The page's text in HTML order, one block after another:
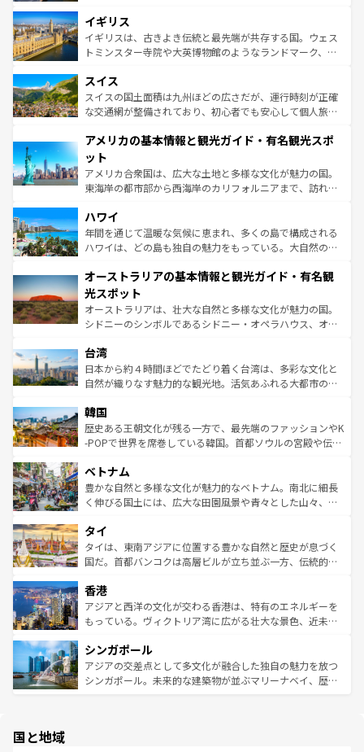
いる。シャンパンの発祥地であるランス、プロヴァンスの
香り高いラベンダー畑など、多彩な楽しみ方が可能だ。さ
らに、パリ以外の地域にも魅力が溢れており、どの街角に
れる地方に足を運ぶとそれぞれで全く異なる文化を体験で
きるだろう。 なお、新着のフランス情報はコンテンツ一覧
を参照してほしい。
顔を持つこの国は、どこを歩いても飽きることがない。ベ
ルリンの文化的活気、バイエルン州のアルプスの絶景、そ
してライン川沿いのワイン畑といった風景は必見。ビール
は、お酒好きな人にはぜひ体験してほしい。 なお、新着の
ドイツ情報はコンテンツ一覧を参照してほしい。
イギリス
イギリスは、古きよき伝統と最先端が共存する国。ウェス
トミンスター寺院や大英博物館のようなランドマーク、歴
リアごとに異なる魅力がある。また、優雅なアフタヌーン
ティー、ビール好きにはたまらない英国パブ、サッカー観
戦など、本場だからこそできる体験も豊富。イギリスを旅
ンツ一覧を参照してほしい。
スイス
スイスの国土面積は九州ほどの広さだが、運行時刻が正確
な交通網が整備されており、初心者でも安心して個人旅行
の建物がそのまま残る町や、スイスならではのユニークな
博物館もあり、アルプス観光だけでなく町歩きも満喫する
ことができる。国民の所得が高いため物価も高いが、旅行
者向けの交通パス提供のサービスもあり、うまく活用すれ
着のスイス情報は
アメリカの基本情報と観光ガイド・有名観光スポ
ット
アメリカ合衆国は、広大な土地と多様な文化が魅力の国。
東海岸の都市部から西海岸のカリフォルニアまで、訪れる
のような巨大都市は、観光、ショッピング、エンターテイ
ンメントが詰まった刺激的なスポットだ。一方、アメリカ
西部には大自然が広がり、グランドキャニオンやイエロー
部のニューオーリンズでは、音楽と美食が融合した独特の
文化が魅力。旅行者はアメリカの各地域で異なる魅力を楽
しみながら、その多様性と豊かな歴史を感じることができ
るだろう。車でのロードトリップや列車の旅も、アメリカ
情報は
ハワイ
年間を通じて温暖な気候に恵まれ、多くの島で構成される
ハワイは、どの島も独自の魅力をもっている。大自然の神
ワイ島は見逃せない。また、定番の観光地といえばオアフ
島だが、静かな自然を求めるならマウイ島やカウアイ島が
おすすめ。エメラルドグリーンに輝く海をはじめ、豊かな
文化や歴史が息づいている。「アロハスピリット」と呼ば
人々、おいしいローカルフードやハワイアンミュージッ
ク、伝統的なフラダンスなど、すべてがハワイの魅力を彩
っている。訪れるたびに新しい発見と感動が待っているハ
はコンテンツ一覧
オーストラリアの基本情報と観光ガイド・有名観
光スポット
オーストラリアは、壮大な自然と多様な文化が魅力の国。
シドニーのシンボルであるシドニー・オペラハウス、オー
リアリーフや大陸中央部にそびえるウルル（エアーズロッ
ク）、タスマニアの美しい原生林やケアンズの熱帯雨林な
ど、見どころがたくさん。また、カフェやワイン、オージ
いる。アクティビティも充実しており、サーフィンやダイ
ビング、ハイキングなど、アウトドア好きにはたまらな
い。オーストラリアの多彩な魅力を存分に味わいつくそ
参照してほしい。
台湾
日本から約４時間ほどでたどり着く台湾は、多彩な文化と
自然が織りなす魅力的な観光地。活気あふれる大都市の台
ン）、静ひつな山岳地帯である台湾東部など、都市の喧騒
と山間の静けさが共存しており、訪れる人に新しい発見と
驚きをもたらしてくれる。また、奥深い台湾の食文化も魅
容にもいいと評判のスイーツなど、バラエティ豊かな料理
が味わえる。 なお、新着の台湾情報は コンテンツ一覧を参
照してほしい。
韓国
歴史ある王朝文化が残る一方で、最先端のファッションやK
-POPで世界を席巻している韓国。首都ソウルの宮殿や伝統
き、地方に足を延ばせば四季折々の自然美を楽しむことが
できる。そして、キムチや焼肉、絶品のストリートフード
まで、さまざまな韓国料理が待っている。夜には、韓国な
リティに包まれながら、韓国の多彩な魅力を心ゆくまで味
わってみてほしい。 なお、新着の韓国情報はコンテンツ一
覧を参照してほしい。
ベトナム
豊かな自然と多様な文化が魅力的なベトナム。南北に細長
く伸びる国土には、広大な田園風景や青々とした山々、世
急速な発展と共に伝統が息づく。ハノイの古い町並みやホ
ーチミン市のフランス統治時代の建物も、独特の雰囲気を
醸し出している。また、バラエティの豊かさとおいしさで
とつ。フォーやバインミー、ベトナムコーヒーなどは、ぜ
ひ現地で味わいたい。どの地域を訪れてもあたたかい人々
が旅行者を迎えてくれるので、きっと忘れられない旅にな
参照してほしい。
タイ
タイは、東南アジアに位置する豊かな自然と歴史が息づく
国だ。首都バンコクは高層ビルが立ち並ぶ一方、伝統的な
の活気が交差している。北部ではチェンマイなどの山岳地
帯で自然と触れ合い、南部ではプーケットやクラビの美し
いビーチでリゾート気分を楽しむことができる。タイ料理
激する。気候は一年中温暖で、どの季節にも異なる楽しみ
が待っている。親しみやすいタイの人々、仏教を中心とし
た文化、そして多様な観光資源が、訪れる旅人を魅了し続
香港
アジアと西洋の文化が交わる香港は、特有のエネルギーを
もっている。ヴィクトリア湾に広がる壮大な景色、近未来
み、どこを訪れても感動するはず。観光スポットが密集し
ており、効率よく見どころを回れるのも魅力。息をのむよ
うな絶景から文化的な体験まで、香港を存分に楽しみ尽く
シンガポール
アジアの交差点として多文化が融合した独自の魅力を放つ
シンガポール。未来的な建築物が並ぶマリーナベイ、歴史
国と地域